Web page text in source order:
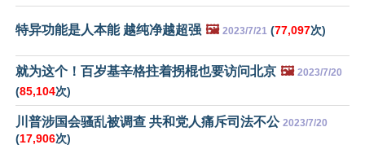
特异功能是人本能 越纯净越超强 🖼️ 2023/7/21 (77,097次)
就为这个！百岁基辛格拄着拐棍也要访问北京 🖼️ 2023/7/20
(85,104次)
川普涉国会骚乱被调查 共和党人痛斥司法不公 2023/7/20
(17,906次)